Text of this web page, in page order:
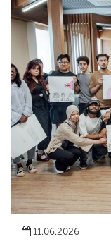
11.06.2026